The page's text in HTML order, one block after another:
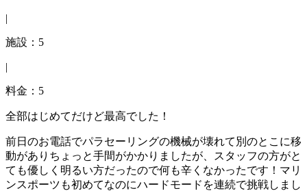
|
施設：5
|
料金：5
全部はじめてだけど最高でした！
前日のお電話でパラセーリングの機械が壊れて別のとこに移
動がありちょっと手間がかかりましたが、スタッフの方がと
ても優しく明るい方だったので何も辛くなかったです！マリ
ンスポーツも初めてなのにハードモードを連続で挑戦しまし